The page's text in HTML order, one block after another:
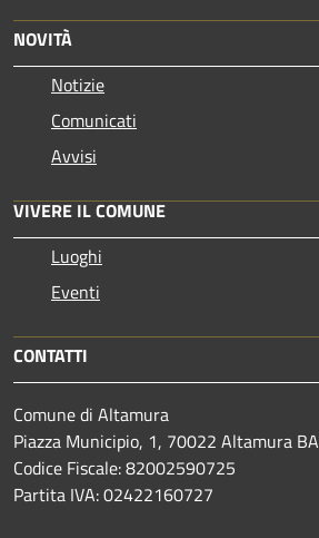
NOVITÀ
Notizie
Comunicati
Avvisi
VIVERE IL COMUNE
Luoghi
Eventi
CONTATTI
Comune di Altamura
Piazza Municipio, 1, 70022 Altamura BA
Codice Fiscale: 82002590725
Partita IVA: 02422160727